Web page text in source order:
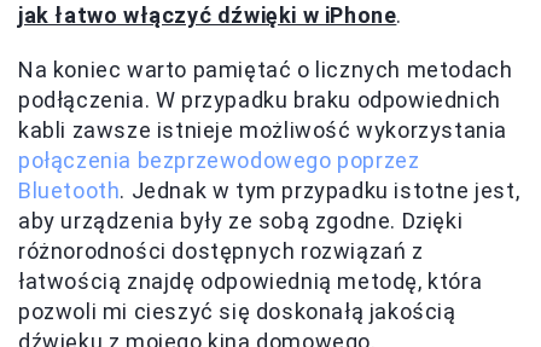
jak łatwo włączyć dźwięki w iPhone.
Na koniec warto pamiętać o licznych metodach
podłączenia. W przypadku braku odpowiednich
kabli zawsze istnieje możliwość wykorzystania
połączenia bezprzewodowego poprzez
Bluetooth. Jednak w tym przypadku istotne jest,
aby urządzenia były ze sobą zgodne. Dzięki
różnorodności dostępnych rozwiązań z
łatwością znajdę odpowiednią metodę, która
pozwoli mi cieszyć się doskonałą jakością
dźwięku z mojego kina domowego.